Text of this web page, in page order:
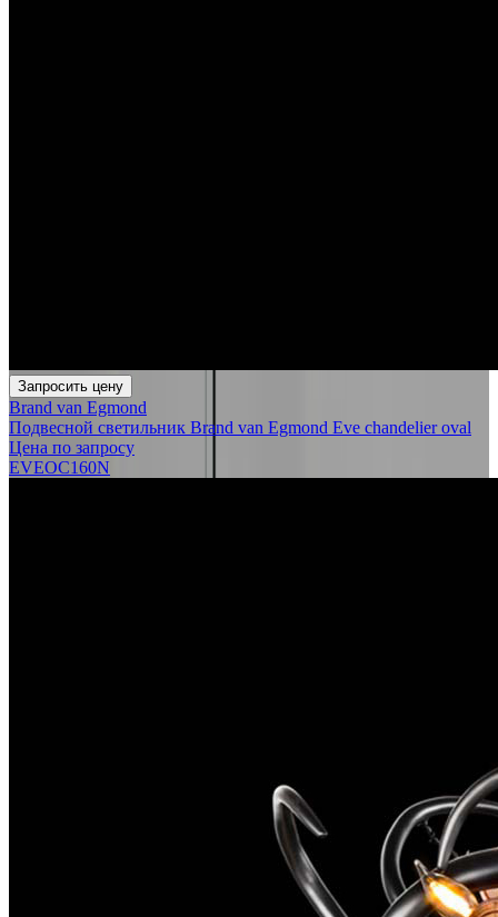
Запросить цену
Brand van Egmond
Подвесной светильник Brand van Egmond Eve chandelier oval
Цена по запросу
EVEOC160N